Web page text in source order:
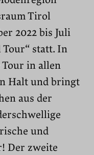
Tirol
2022 bis Juli
Tour“ statt. In
Tour in allen
Halt und bringt
aus der
und
Der zweite